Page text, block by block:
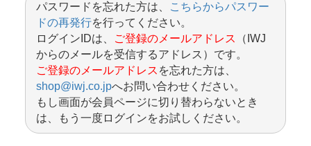
パスワードを忘れた方は、
こちらからパスワー
ドの再発行を行ってください。
ログインIDは、
ご登録のメールアドレス
（IWJ
からのメールを受信するアドレス）です。
ご登録のメールアドレス を忘れた方は、
shop@iwj.co.jpへお問い合わせください。
もし画面が会員ページに切り替わらないとき
は、もう一度ログインをお試しください。